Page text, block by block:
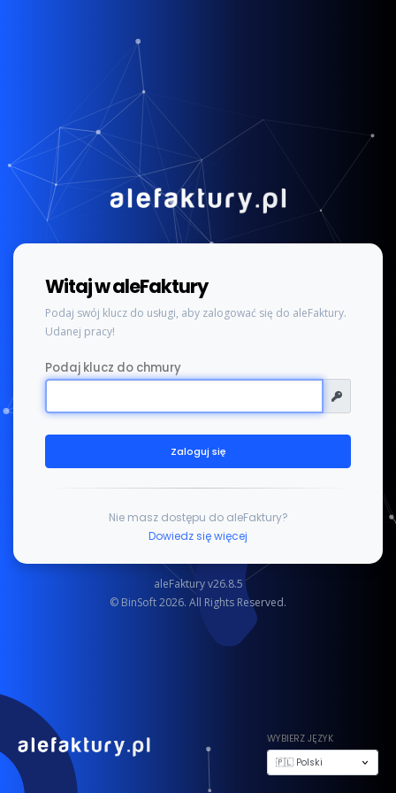
WYBIERZ JĘZYK
Witaj w aleFaktury
Podaj swój klucz do usługi, aby zalogować się do aleFaktury.
Udanej pracy!
Podaj klucz do chmury
Zaloguj się
Nie masz dostępu do aleFaktury?
Dowiedz się więcej
aleFaktury v26.8.5
© BinSoft2026. All Rights Reserved.